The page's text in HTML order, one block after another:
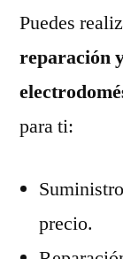
Puedes
reparación
para ti:
precio.